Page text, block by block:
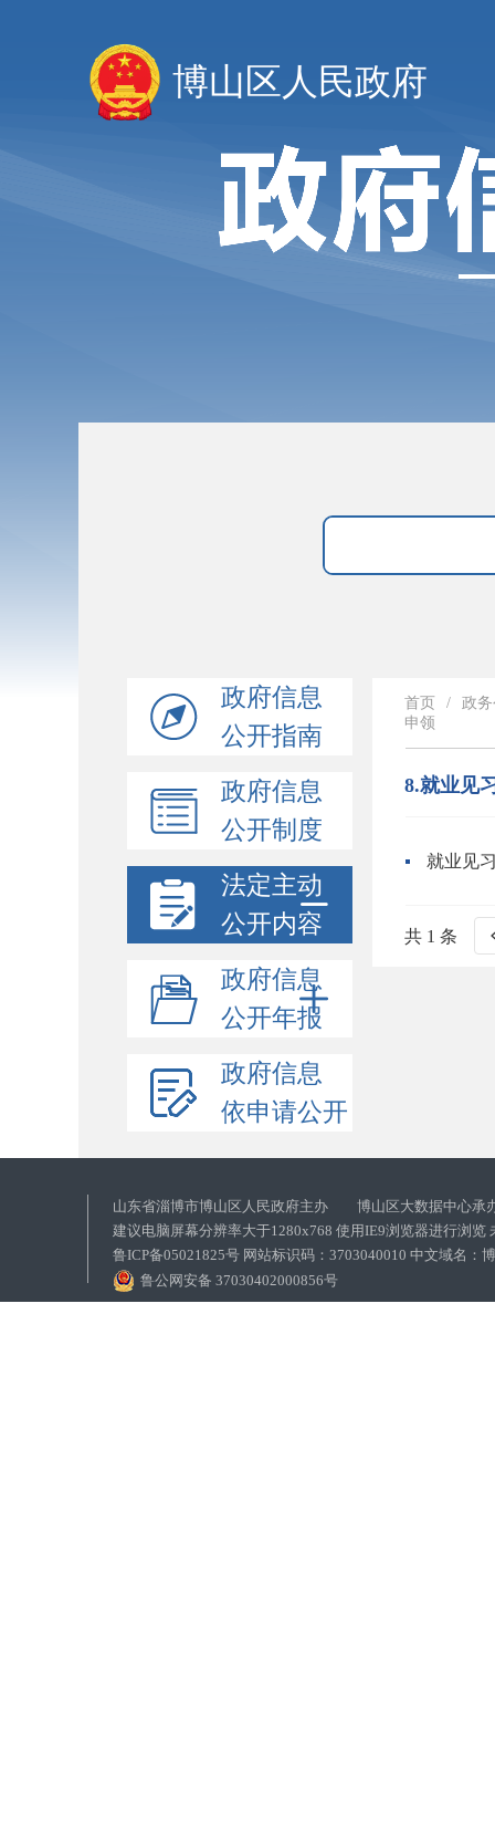
博山区人民政府
政府信息
公开指南
政府信息
公开制度
法定主动
公开内容
政府信息
公开年报
政府信息
依申请公开
首页 /
政
申领
8.就业见
就业见
共 1 条
山东省淄博市博山区人民政府主办 博山区大数据中心承
建议电脑屏幕分辨率大于1280x768 使用IE9浏览器进行浏览
鲁ICP备05021825号 网站标识码：3703040010 中文域名：
鲁公网安备 37030402000856号